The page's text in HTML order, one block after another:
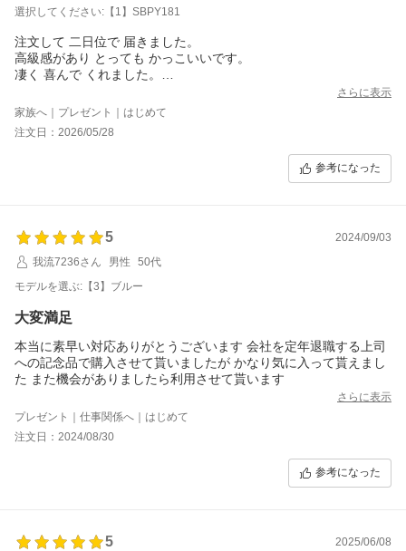
選択してください:【1】SBPY181
注文して 二日位で 届きました。
高級感があり とっても かっこいいです。
凄く 喜んで くれました。
さらに表示
家族へ｜プレゼント｜はじめて
注文日：2026/05/28
参考になった
5
2024/09/03
我流7236さん
男性
50代
モデルを選ぶ:【3】ブルー
大変満足
本当に素早い対応ありがとうございます 会社を定年退職する上司
への記念品で購入させて貰いましたが かなり気に入って貰えまし
た また機会がありましたら利用させて貰います
さらに表示
プレゼント｜仕事関係へ｜はじめて
注文日：2024/08/30
参考になった
5 2025/06/08